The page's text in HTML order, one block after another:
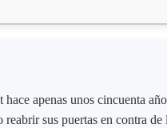
apenas unos cincuenta
sus puertas en contra